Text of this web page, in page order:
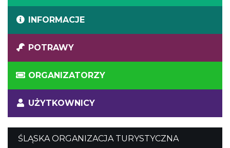
INFORMACJE
POTRAWY
ORGANIZATORZY
UŻYTKOWNICY
ŚLĄSKA ORGANIZACJA TURYSTYCZNA